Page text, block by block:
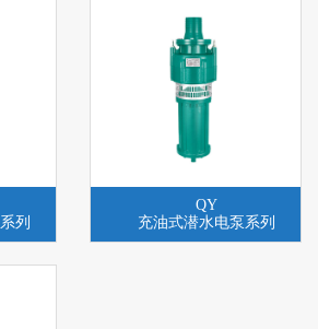
列
QY
充油式潜水电泵系列